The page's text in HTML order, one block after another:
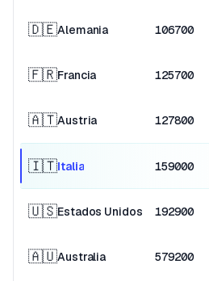
🇩🇪Alemania 106700
🇫🇷Francia 125700
🇦🇹Austria 127800
🇮🇹Italia 159000
🇺🇸Estados Unidos 192900
🇦🇺Australia 579200